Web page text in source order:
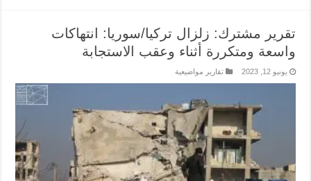
تقرير مشترك: زلزال تركيا/سوريا: انتهاكات
واسعة ومتكررة أثناء وعقب الاستجابة
يونيو 12, 2023 تقارير مواضيعية